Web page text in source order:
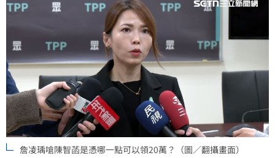
詹凌瑀嗆陳智菡是憑哪一點可以領20萬？（圖／翻攝畫面）